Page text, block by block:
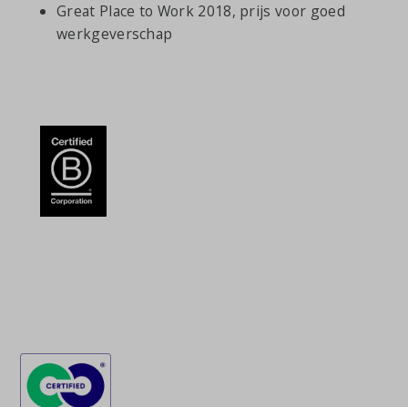
Great Place to Work 2018, prijs voor goed
werkgeverschap